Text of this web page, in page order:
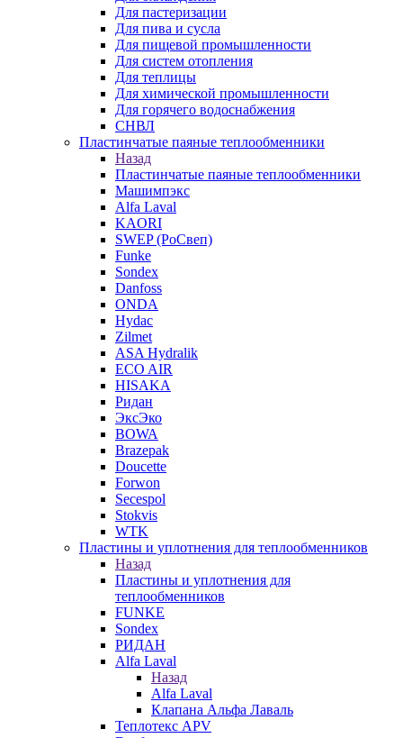
Для пастеризации
Для пива и сусла
Для пищевой промышленности
Для систем отопления
Для теплицы
Для химической промышленности
Для горячего водоснабжения
СНВЛ
Пластинчатые паяные теплообменники
Назад
Пластинчатые паяные теплообменники
Машимпэкс
Alfa Laval
KAORI
SWEP (РоСвеп)
Funke
Sondex
Danfoss
ONDA
Hydac
Zilmet
ASA Hydralik
ECO AIR
HISAKA
Ридан
ЭксЭко
BOWA
Brazepak
Doucette
Forwon
Secespol
Stokvis
WTK
Пластины и уплотнения для теплообменников
Назад
Пластины и уплотнения для
теплообменников
FUNKE
Sondex
РИДАН
Alfa Laval
Назад
Alfa Laval
Клапана Альфа Лаваль
Теплотекс APV